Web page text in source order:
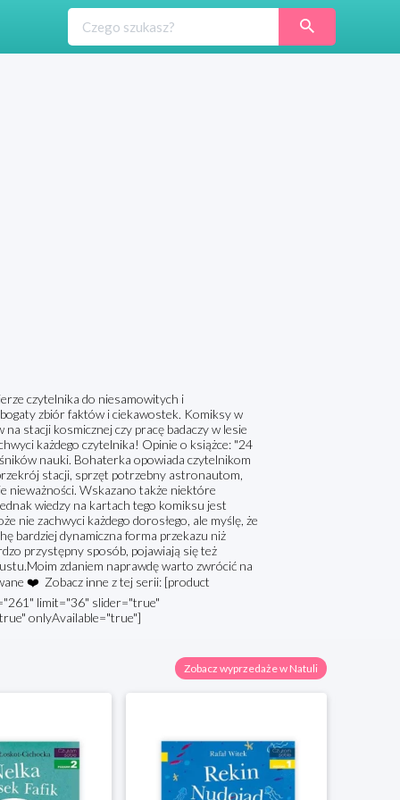
czytelnika do niesamowitych i
zbiór faktów i ciekawostek. Komiksy w
stacji kosmicznej czy pracę badaczy w lesie
każdego czytelnika! Opinie o książce: "24
nauki. Bohaterka opowiada czytelnikom
stacji, sprzęt potrzebny astronautom,
nieważności. Wskazano także niektóre
wiedzy na kartach tego komiksu jest
nie zachwyci każdego dorosłego, ale myślę, że
bardziej dynamiczna forma przekazu niż
przystępny sposób, pojawiają się też
zdaniem naprawdę warto zwrócić na
❤️ Zobacz inne z tej serii: [product
limit="36" slider="true"
onlyAvailable="true"]
Zobacz wyprzedaże w Natuli